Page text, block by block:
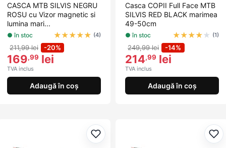
CASCA MTB SILVIS NEGRU
ROSU cu Vizor magnetic si
lumina mari...
● în stoc ★★★★★ (4)
211,99 lei -20%
169,99 lei
TVA inclus
Adaugă în coș
Casca COPII Full Face MTB
SILVIS RED BLACK marimea
49-50cm
● în stoc ★★★★ ★ (1)
249,99 lei -14%
214,99 lei
TVA inclus
Adaugă în coș
Adaugă la favorite